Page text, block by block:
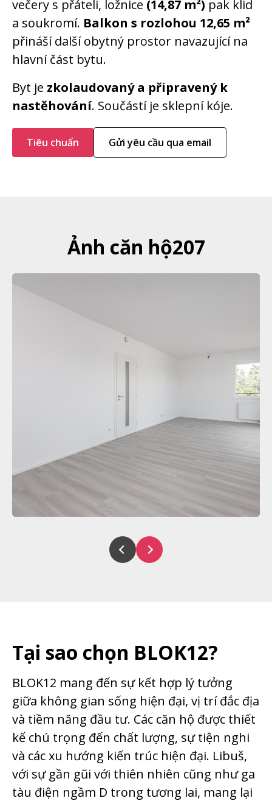
večery s přáteli, ložnice (14,87 m²) pak klid
a soukromí. Balkon s rozlohou 12,65 m²
přináší další obytný prostor navazující na
hlavní část bytu.
Byt je zkolaudovaný a připravený k
nastěhování. Součástí je sklepní kóje.
Tiêu chuẩn Gửi yêu cầu qua email
Ảnh căn hộ207
Tại sao chọn BLOK12?
BLOK12 mang đến sự kết hợp lý tưởng
giữa không gian sống hiện đại, vị trí đắc địa
và tiềm năng đầu tư. Các căn hộ được thiết
kế chú trọng đến chất lượng, sự tiện nghi
và các xu hướng kiến trúc hiện đại. Libuš,
với sự gần gũi với thiên nhiên cũng như ga
tàu điện ngầm D trong tương lai, mang lại